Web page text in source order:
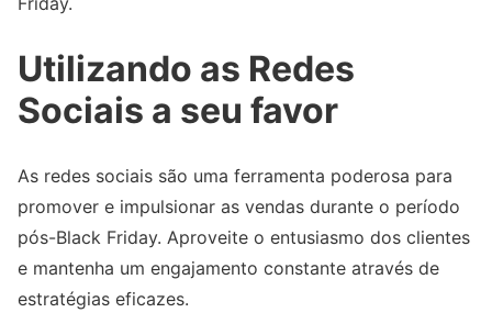
Utilizando as Redes
Sociais a seu favor
As redes sociais são uma ferramenta poderosa para
promover e impulsionar as vendas durante o período
pós-Black Friday. Aproveite o entusiasmo dos clientes
e mantenha um engajamento constante através de
estratégias eficazes.